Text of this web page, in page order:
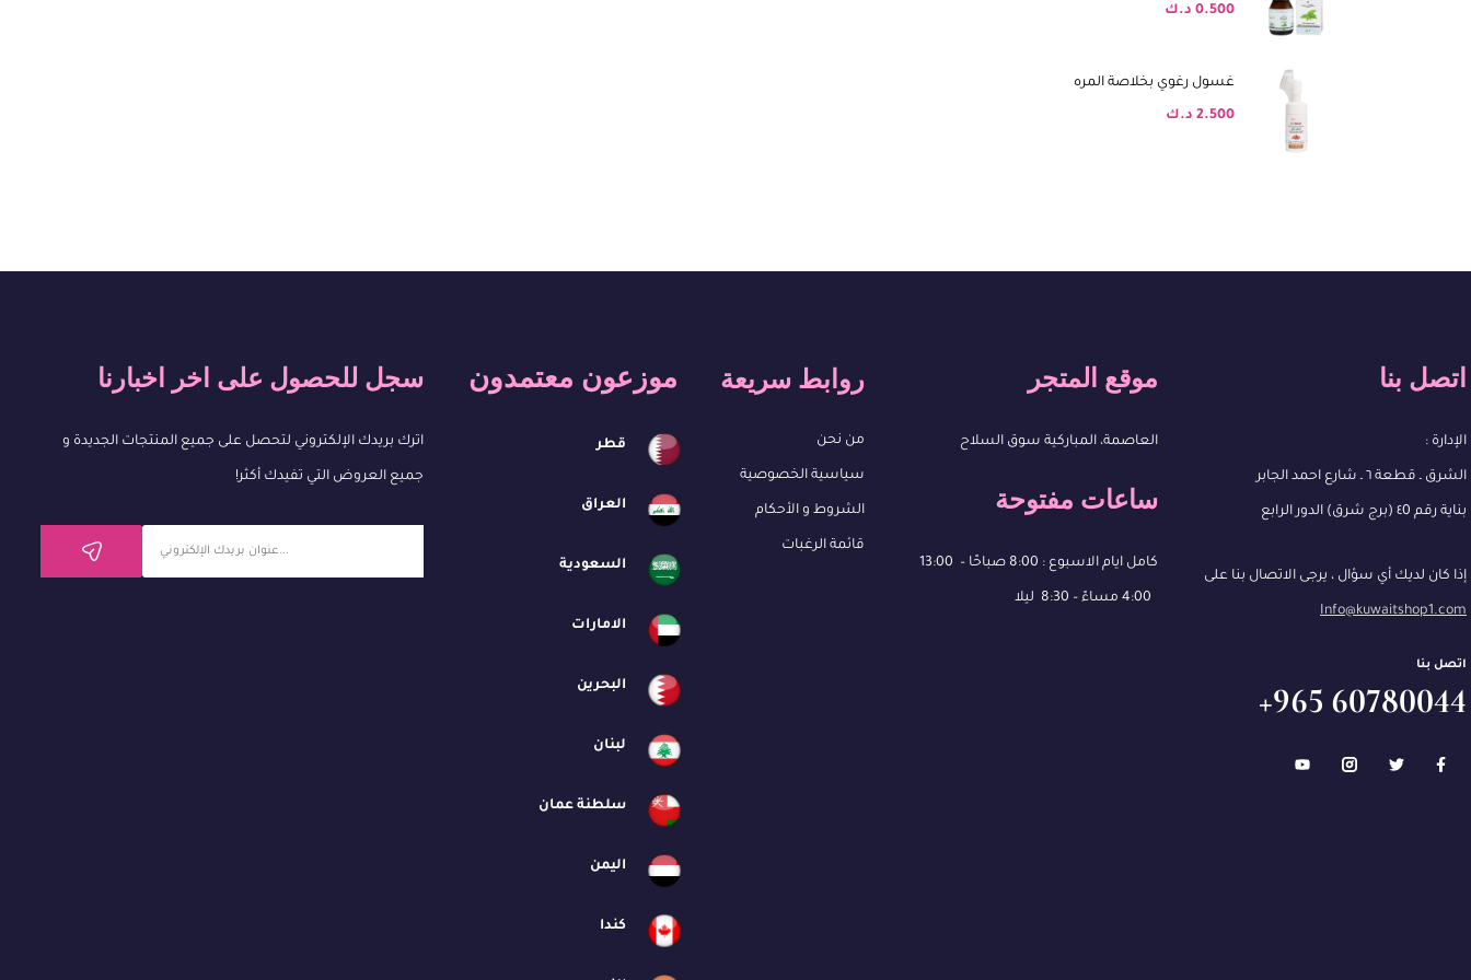
0.500 د.ك
غسول رغوي بخلاصة المره
2.500 د.ك
اتصل بنا
الإدارة :
الشرق ـ قطعة ٦ ـ شارع احمد الجابر
بناية رقم ٤0 (برج شرق) الدور الرابع
إذا كان لديك أي سؤال ، يرجى الاتصال بنا على
Info@kuwaitshop1.com
اتصل بنا
60780044 965+
موقع المتجر
العاصمة، المباركية سوق السلاح
ساعات مفتوحة
كامل ايام الاسبوع : 8:00 صباحًا – 13:00
روابط سريعة
من نحن
سياسية الخصوصية
الشروط و الأحكام
قائمة الرغبات
موزعون معتمدون
قطر
العراق
السعودية
الامارات
البحرين
لبنان
سلطنة عمان
اليمن
كندا
سجل للحصول على اخر اخبارنا
اترك بريدك الإلكتروني لتحصل على جميع المنتجات الجديدة و
جميع العروض التي تفيدك أكثر!